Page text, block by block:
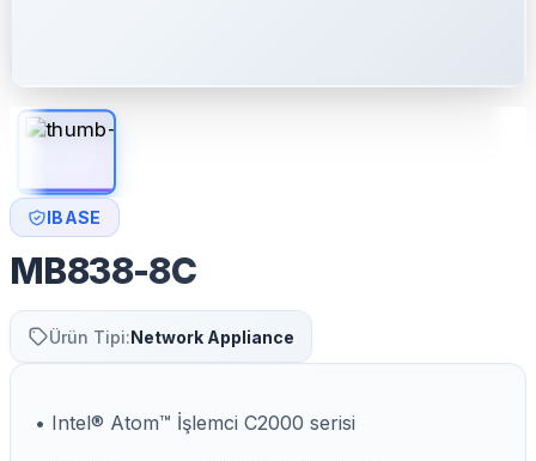
IBASE
MB838-8C
Ürün Tipi:Network Appliance
• Intel® Atom™ İşlemci C2000 serisi